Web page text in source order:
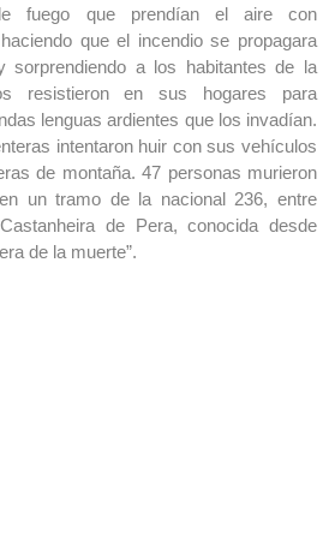
fuego que prendían el aire con
que el incendio se propagara
sorprendiendo a los habitantes de la
resistieron en sus hogares para
lenguas ardientes que los invadían.
intentaron huir con sus vehículos
de montaña. 47 personas murieron
un tramo de la nacional 236, entre
de Pera, conocida desde
de la muerte”.